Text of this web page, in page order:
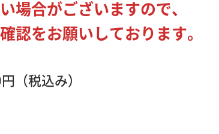
場合がございますので、
認をお願いしております。
（税込み）